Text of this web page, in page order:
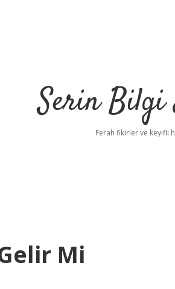
Serin Bilgi
Ferah fikirler ve keyifli
Mi